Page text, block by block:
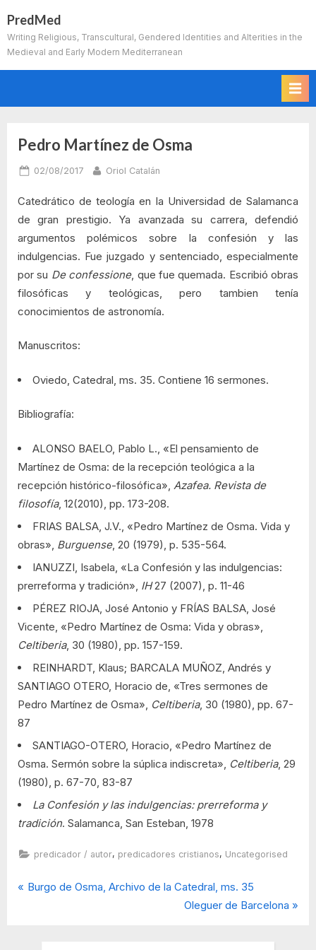
to
content
PredMed
Writing Religious, Transcultural, Gendered Identities and Alterities in the
Medieval and Early Modern Mediterranean
Pedro Martínez de Osma
Posted
02/08/2017 By
Oriol Catalán
Catedrático de teología en la Universidad de Salamanca
de gran prestigio. Ya avanzada su carrera, defendió
argumentos polémicos sobre la confesión y las
indulgencias. Fue juzgado y sentenciado, especialmente
por su De confessione, que fue quemada. Escribió obras
filosóficas y teológicas, pero tambien tenía
conocimientos de astronomía.
Manuscritos:
Oviedo, Catedral, ms. 35. Contiene 16 sermones.
Bibliografía:
ALONSO BAELO, Pablo L., «El pensamiento de
Martínez de Osma: de la recepción teológica a la
recepción histórico-filosófica», Azafea. Revista de
filosofía, 12(2010), pp. 173-208.
FRIAS BALSA, J.V., «Pedro Martínez de Osma. Vida y
obras», Burguense, 20 (1979), p. 535-564.
IANUZZI, Isabela, «La Confesión y las indulgencias:
prerreforma y tradición», IH27 (2007), p. 11-46
PÉREZ RIOJA, José Antonio y FRÍAS BALSA, José
Vicente, «Pedro Martínez de Osma: Vida y obras»,
Celtiberia, 30 (1980), pp. 157-159.
REINHARDT, Klaus; BARCALA MUÑOZ, Andrés y
SANTIAGO OTERO, Horacio de, «Tres sermones de
Pedro Martínez de Osma», Celtiberia, 30 (1980), pp. 67-
87
SANTIAGO-OTERO, Horacio, «Pedro Martínez de
Osma. Sermón sobre la súplica indiscreta», Celtiberia, 29
(1980), p. 67-70, 83-87
La Confesión y las indulgencias: prerreforma y
tradición. Salamanca, San Esteban, 1978
predicador / autor, predicadores cristianos, Uncategorised
Navegación
P
Burgo de Osma, Archivo de la Catedral, ms. 35
N
Oleguer de Barcelona